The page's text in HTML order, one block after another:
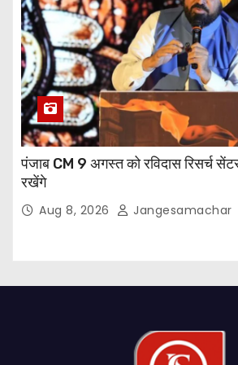
पंजाब CM 9 अगस्त को रविदास रिसर्च
रखेंगे
Aug 8, 2026 Jangesamachar